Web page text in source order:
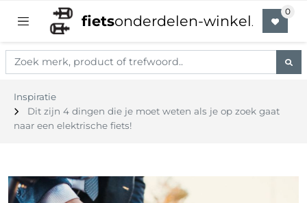
fietsonderdelen-winkel.
Inspiratie
Dit zijn 4 dingen die je moet weten als je op zoek gaat
naar een elektrische fiets!